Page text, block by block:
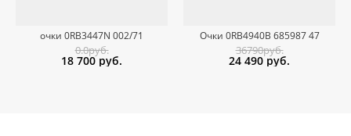
очки 0RB3447N 002/71
0.0руб.
18 700 руб.
Очки 0RB4940B 685987 47
36790руб.
24 490 руб.